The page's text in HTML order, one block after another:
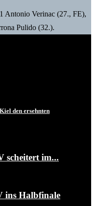
Antonio Verinac (27., FE),
Pulido (32.).
den ersehnten
scheitert im...
ins Halbfinale